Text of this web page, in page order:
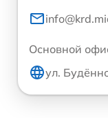
Основной
ул.